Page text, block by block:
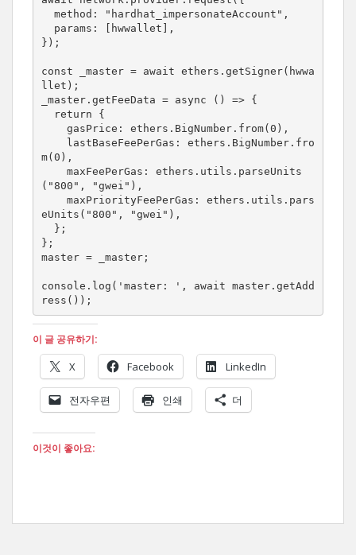
});
const _master = await ethers.getSigner(hwwa
llet);
_master.getFeeData = async () => {
m(0),
("800", "gwei"),
eUnits("800", "gwei"),
};
master = _master;
console.log('master: ', await master.getAdd
ress());
이 글 공유하기:
X Facebook LinkedIn
전자우편 인쇄 더
이것이 좋아요: